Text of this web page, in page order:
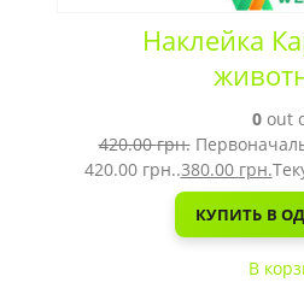
Наклейка
0out
420.00грн.
420.00 грн..380.00 грн.
КУПИТЬ В
В